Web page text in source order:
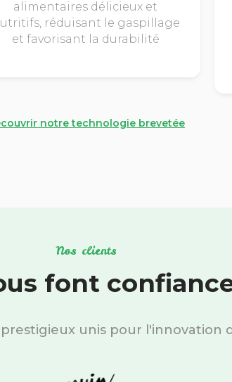
alimentaires délicieux et
réduisant le gaspillage
et favorisant la durabilité
notre technologie brevetée
Nos clients
font
unis pour l'innovation